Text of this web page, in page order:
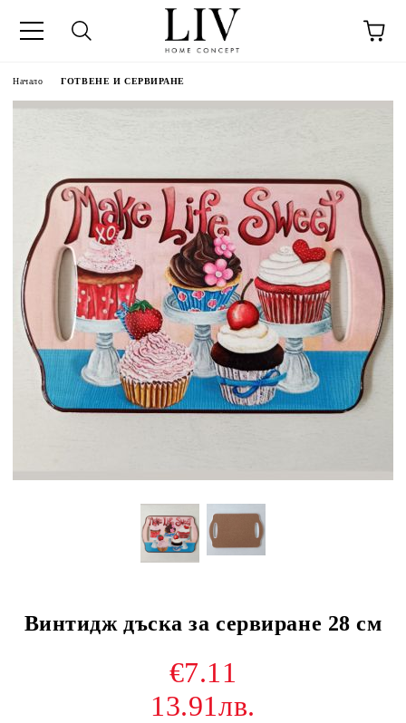
Начало ГОТВЕНЕ И СЕРВИРАНЕ
Винтидж дъска за сервиране 28 см
€7.11
13.91лв.